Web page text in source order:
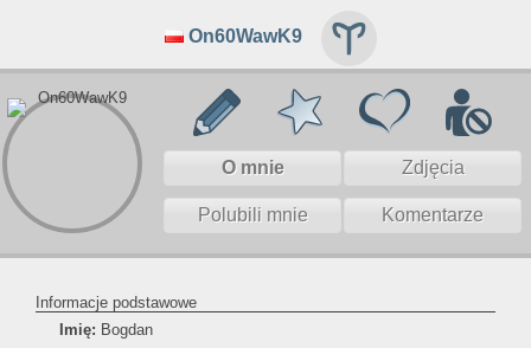
On60WawK9
O mnie Zdjęcia
Polubili mnie Komentarze
Informacje podstawowe
Imię: Bogdan